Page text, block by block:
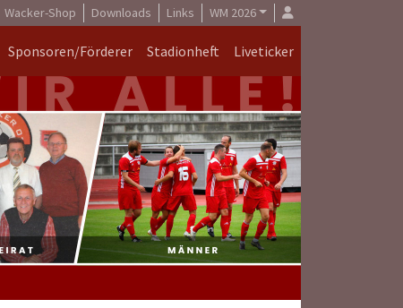
Wacker-Shop Downloads Links WM 2026
Sponsoren/Förderer Stadionheft Liveticker